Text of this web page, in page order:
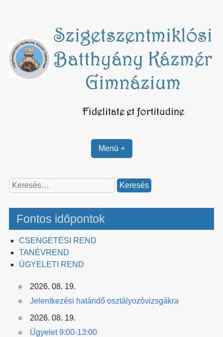
Menü +
Keresés:
Fontos időpontok
CSENGETÉSI REND
TANÉVREND
ÜGYELETI REND
2026. 08. 19.
Jelentkezési határidő osztályozóvizsgákra
2026. 08. 19.
Ügyelet 9:00-13:00